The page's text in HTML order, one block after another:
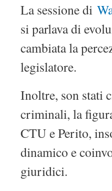
La sessione di
si parlava di
cambiata la
legislatore.
Inoltre, son stati
criminali, la
CTU e Perito,
dinamico e
giuridici.